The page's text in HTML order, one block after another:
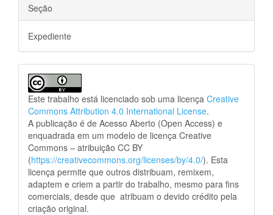
Seção
Expediente
Este trabalho está licenciado sob uma licença Creative
Commons Attribution 4.0 International License.
A publicação é de Acesso Aberto (Open Access) e
enquadrada em um modelo de licença Creative
Commons – atribuição CC BY
(https://creativecommons.org/licenses/by/4.0/). Esta
licença permite que outros distribuam, remixem,
adaptem e criem a partir do trabalho, mesmo para fins
comerciais, desde que atribuam o devido crédito pela
criação original.